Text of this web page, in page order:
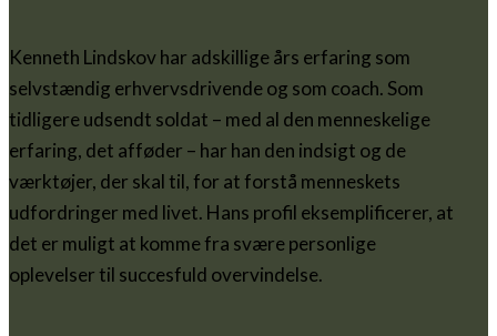
Kenneth Lindskov har adskillige års erfaring som
selvstændig erhvervsdrivende og som coach. Som
tidligere udsendt soldat – med al den menneskelige
erfaring, det afføder – har han den indsigt og de
værktøjer, der skal til, for at forstå menneskets
udfordringer med livet. Hans profil eksemplificerer, at
det er muligt at komme fra svære personlige
oplevelser til succesfuld overvindelse.